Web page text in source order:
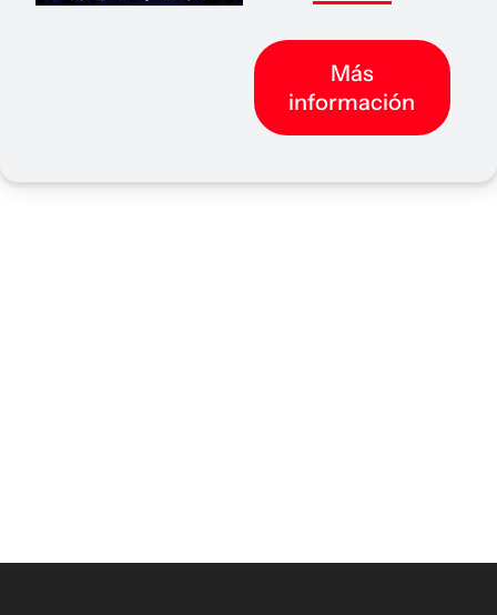
Más
información